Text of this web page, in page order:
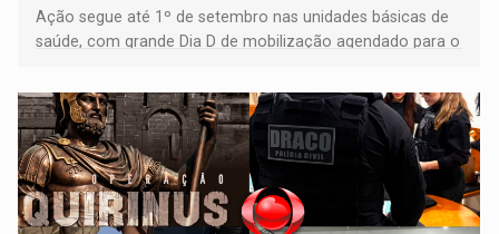
Ação segue até 1º de setembro nas unidades básicas de
saúde, com grande Dia D de mobilização agendado para o